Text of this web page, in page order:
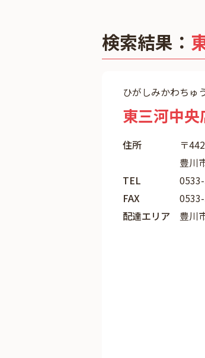
検索結果：
ひがしみかわちゅ
東三河中央
住所
〒
豊川
TEL
FAX
配達エリア
豊川